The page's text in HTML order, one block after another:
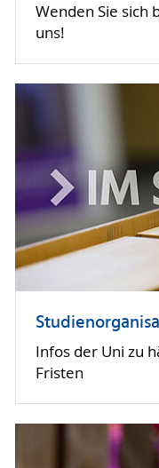
Wenden Sie sich
uns!
Infos der Uni zu
Fristen